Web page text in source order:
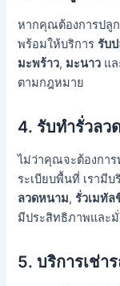
หากคุณต้องการปลู
พร้อมให้บริการรับ
มะพร้าว, มะนาว แ
ตามกฎหมาย
4. รับทำรั่วลว
ไม่ว่าคุณจะต้องกา
ระเบียบพื้นที่ เรามี
ลวดหนาม,รั่วเมทัล
มีประสิทธิภาพและ
5.บริการเช่า